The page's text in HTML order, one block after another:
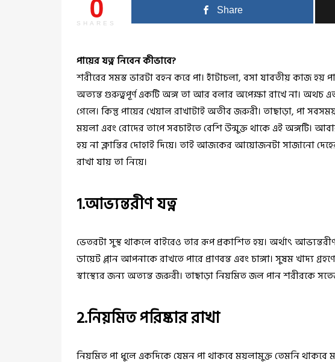
SHARES
Share
পায়ের যত্ন নিবেন কীভাবে?
শরীরের সমস্ত ভারটা বহন করে পা। হাঁটাচলা, বসা যাবতীয় কাজ হয়
অত্যন্ত গুরুত্বপূর্ণ একটি অঙ্গ তা আর বলার অপেক্ষা রাখে না। অথচ
গেলে। কিন্তু পায়ের খেয়াল রাখাটাই অতীব জরুরী। তাছাড়া, পা
ময়লা এবং রোদের তাপে সবচাইতে বেশি উন্মুক্ত থাকে এই অঙ্গটি।
হয় না ক্লান্তির দোহাই দিয়ে। তাই আজকের আয়োজনটা সাজানো
রাখা যায় তা নিয়ে।
1.আভ্যন্তরীণ যত্ন
ভেতরটা সুস্থ থাকলে বাইরেও তার রূপ প্রকাশিত হয়। অর্থাৎ
ডায়েট প্লান আপনাকে রাখতে পারে প্রাণবন্ত এবং চাঙ্গা। সুষম খাদ্য
স্বাস্থ্যের জন্য অত্যন্ত জরুরী। তাছাড়া নিয়মিত জল পান শরীরকে
2.নিয়মিত পরিষ্কার রাখা
নিয়মিত পা ধুলে একদিকে যেমন পা থাকবে ময়লামুক্ত তেমনি থাকবে